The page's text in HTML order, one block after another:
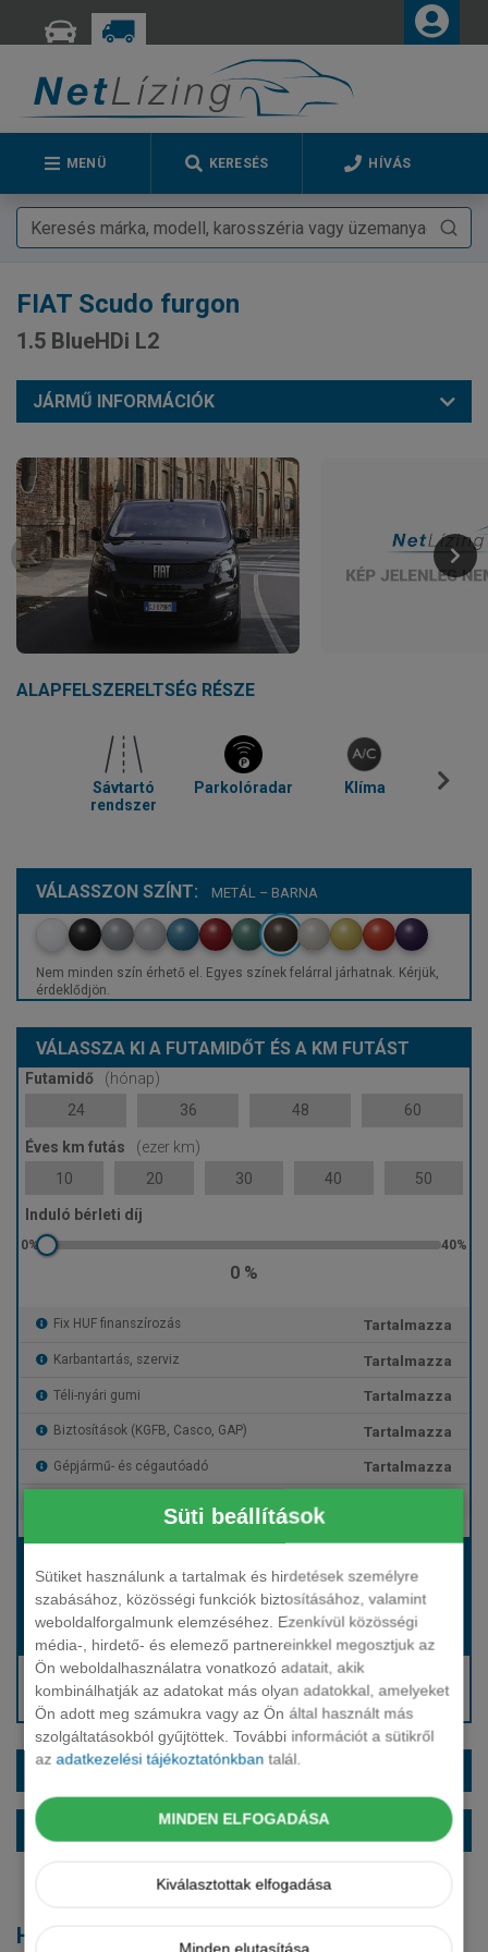
Süti beállítások
Sütiket használunk a tartalmak és hirdetések személyre
szabásához, közösségi funkciók biztosításához, valamint
weboldalforgalmunk elemzéséhez. Ezenkívül közösségi
média-, hirdető- és elemező partnereinkkel megosztjuk az
Ön weboldalhasználatra vonatkozó adatait, akik
kombinálhatják az adatokat más olyan adatokkal, amelyeket
Ön adott meg számukra vagy az Ön által használt más
szolgáltatásokból gyűjtöttek. További információt a sütikről
azadatkezelési tájékoztatónkban talál.
MINDEN ELFOGADÁSA
Kiválasztottak elfogadása
Minden elutasítása
MENÜ KERESÉS HÍVÁS
FIAT Scudo furgon
1.5 BlueHDi L2
JÁRMŰ INFORMÁCIÓK
ALAPFELSZERELTSÉG RÉSZE
Sávtartó
rendszer
Parkolóradar Klíma
VÁLASSZON SZÍNT: METÁL – BARNA
Nem minden szín érhető el. Egyes színek felárral járhatnak. Kérjük,
érdeklődjön.
VÁLASSZA KI A FUTAMIDŐT ÉS A KM FUTÁST
Futamidő
(hónap)
24
36 48 60
Éves km futás
(ezer km)
10
20 30 40 50
Induló bérleti díj
0 %
Fix HUF finanszírozás Tartalmazza
Karbantartás, szerviz Tartalmazza
Téli-nyári gumi Tartalmazza
Biztosítások (KGFB, Casco, GAP) Tartalmazza
Gépjármű- és cégautóadó Tartalmazza
Hívjon bennünket!
Hívjon bennünket!
Hívjon: +36 1 888 0088
Kérjen visszahívást!
EXTRÁK ÉS SZÍNEK
ALAPFELSZERELTSÉG
Hasonló modellek